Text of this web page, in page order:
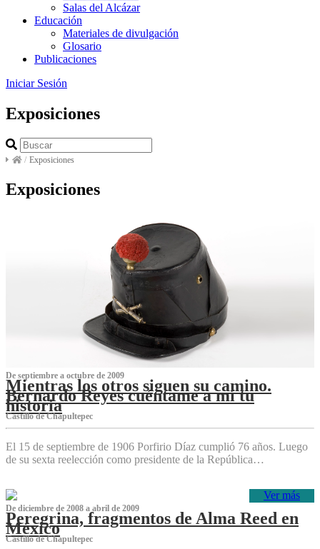
Salas del Alcázar
Educación
Materiales de divulgación
Glosario
Publicaciones
Iniciar Sesión
Exposiciones
/ Exposiciones
Exposiciones
De septiembre a octubre de 2009
Mientras los otros siguen su camino.
Bernardo Reyes cuéntame a mí tu
historia
Castillo de Chapultepec
El 15 de septiembre de 1906 Porfirio Díaz cumplió 76 años. Luego
de su sexta reelección como presidente de la República…
Ver más
De diciembre de 2008 a abril de 2009
Peregrina, fragmentos de Alma Reed en
México
Castillo de Chapultepec